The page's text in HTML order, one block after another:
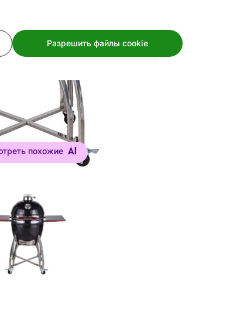
Разрешить файлы cookie
похожие